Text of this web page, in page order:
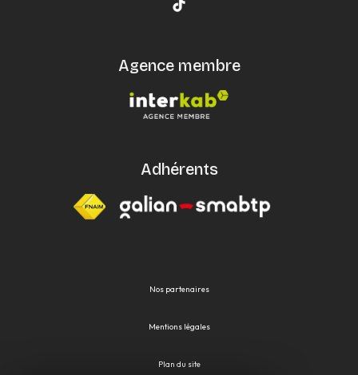
Agence membre
Adhérents
Nos partenaires
Mentions légales
Plan du site